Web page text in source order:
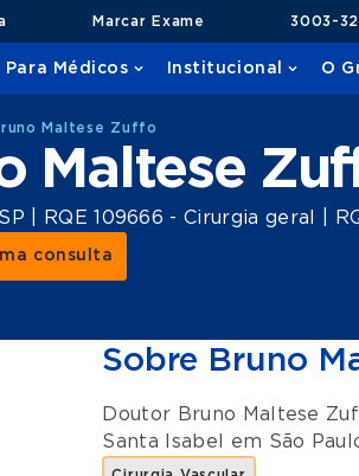
Marcar Exame 3003-
Para Médicos Institucional O
Maltese Zuffo
Maltese
| RQE 109666 - Cirurgia geral |
consulta
Sobre Bruno
Doutor Bruno Maltese
Santa Isabel
em São